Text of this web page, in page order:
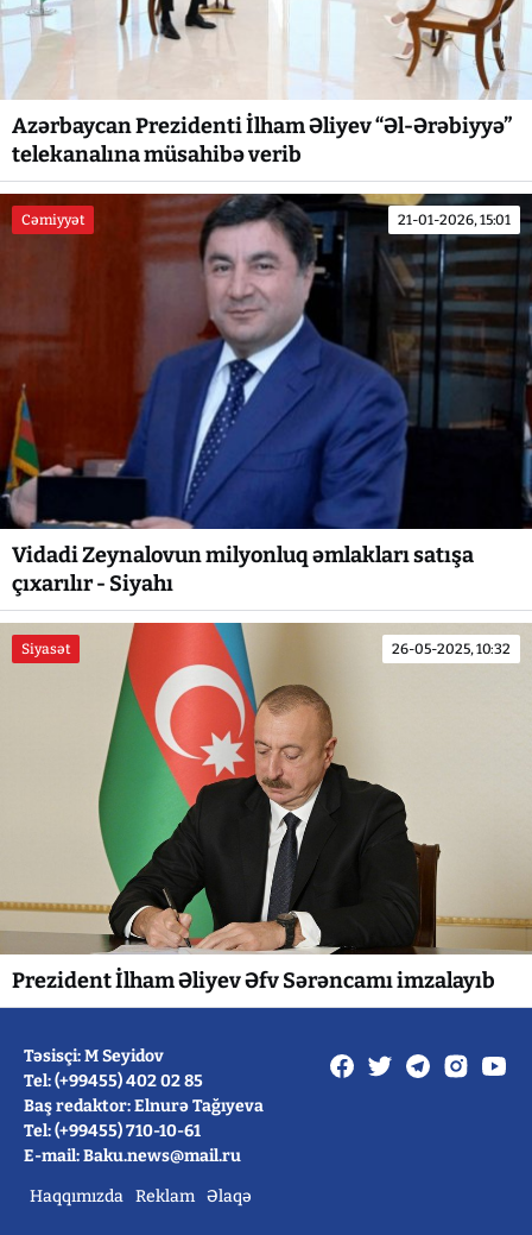
Azərbaycan Prezidenti İlham Əliyev “Əl-Ərəbiyyə”
telekanalına müsahibə verib
Cəmiyyət 21-01-2026, 15:01
Vidadi Zeynalovun milyonluq əmlakları satışa
çıxarılır - Siyahı
Siyasət 26-05-2025, 10:32
Prezident İlham Əliyev Əfv Sərəncamı imzalayıb
Təsisçi: M Seyidov
Tel: (+99455) 402 02 85
Baş redaktor: Elnurə Tağıyeva
Tel: (+99455) 710-10-61
E-mail: Baku.news@mail.ru
Haqqımızda Reklam Əlaqə